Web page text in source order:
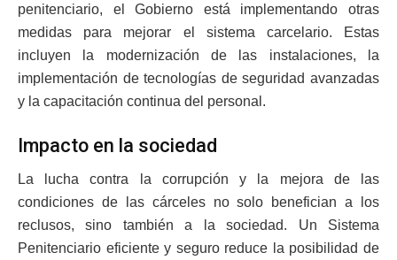
penitenciario, el Gobierno está implementando otras
medidas para mejorar el sistema carcelario. Estas
incluyen la modernización de las instalaciones, la
implementación de tecnologías de seguridad avanzadas
y la capacitación continua del personal.
Impacto en la sociedad
La lucha contra la corrupción y la mejora de las
condiciones de las cárceles no solo benefician a los
reclusos, sino también a la sociedad. Un Sistema
Penitenciario eficiente y seguro reduce la posibilidad de